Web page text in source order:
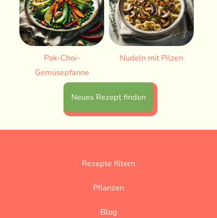
Pak-Choi-
Gemüsepfanne
Nudeln mit Pilzen
Neues Rezept finden
Rezepte filtern
Pflanzen
Blog